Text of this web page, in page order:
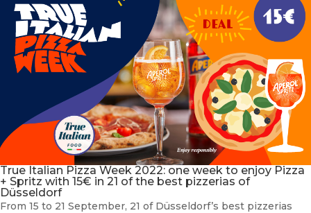
True Italian Pizza Week 2022: one week to enjoy Pizza
+ Spritz with 15€ in 21 of the best pizzerias of
Düsseldorf
From 15 to 21 September, 21 of Düsseldorf’s best pizzerias